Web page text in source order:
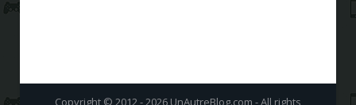
Copyright © 2012 - 2026 UnAutreBlog.com - All rights